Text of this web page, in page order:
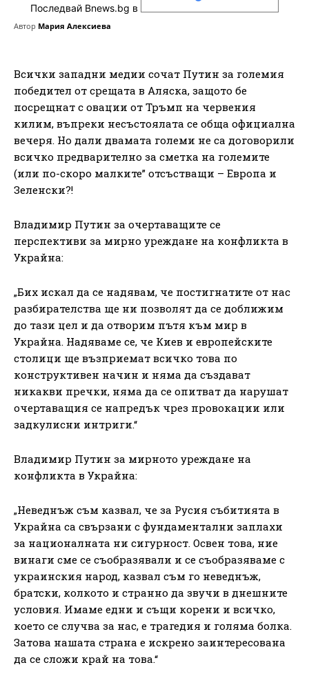
Последвай Bnews.bg в
Автор Мария Алексиева
Всички западни медии сочат Путин за големия
победител от срещата в Аляска, защото бе
посрещнат с овации от Тръмп на червения
килим, въпреки несъстоялата се обща официална
вечеря. Но дали двамата големи не са договорили
всичко предварително за сметка на големите
(или по-скоро малките” отсъстващи – Европа и
Зеленски?!
Владимир Путин за очертаващите се
перспективи за мирно уреждане на конфликта в
Украйна:
„Бих искал да се надявам, че постигнатите от нас
разбирателства ще ни позволят да се доближим
до тази цел и да отворим пътя към мир в
Украйна. Надяваме се, че Киев и европейските
столици ще възприемат всичко това по
конструктивен начин и няма да създават
никакви пречки, няма да се опитват да нарушат
очертаващия се напредък чрез провокации или
задкулисни интриги.“
Владимир Путин за мирното уреждане на
конфликта в Украйна:
„Неведнъж съм казвал, че за Русия събитията в
Украйна са свързани с фундаментални заплахи
за националната ни сигурност. Освен това, ние
винаги сме се съобразявали и се съобразяваме с
украинския народ, казвал съм го неведнъж,
братски, колкото и странно да звучи в днешните
условия. Имаме едни и същи корени и всичко,
което се случва за нас, е трагедия и голяма болка.
Затова нашата страна е искрено заинтересована
да се сложи край на това.“